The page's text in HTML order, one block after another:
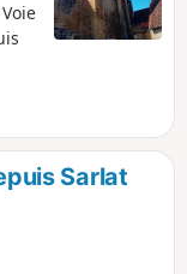
Sarlat